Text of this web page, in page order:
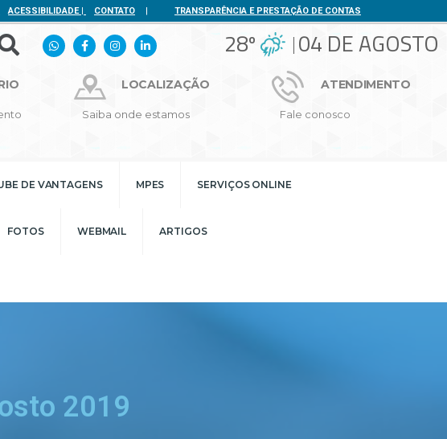
ACESSIBILIDADE| CONTATO | TRANSPARÊNCIA E PRESTAÇÃO DE CONTAS
28º 04 DE AGOSTO
LOCALIZAÇÃO
Saiba onde estamos
ATENDIMENTO
Fale conosco
DE VANTAGENS MPES SERVIÇOS ONLINE
FOTOS WEBMAIL ARTIGOS
2019